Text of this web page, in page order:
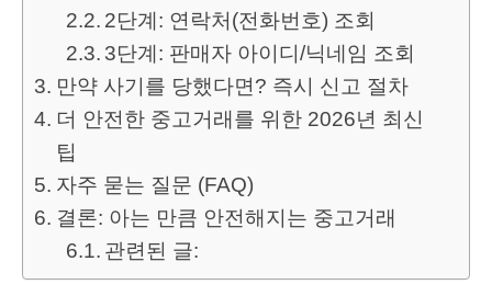
2단계: 연락처(전화번호) 조회
3단계: 판매자 아이디/닉네임 조회
만약 사기를 당했다면? 즉시 신고 절차
더 안전한 중고거래를 위한 2026년 최신
팁
자주 묻는 질문 (FAQ)
결론: 아는 만큼 안전해지는 중고거래
관련된 글: